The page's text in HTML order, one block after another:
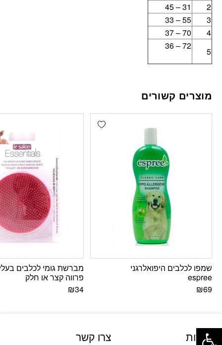
2
31 – 45
3
55 – 33
4
70 – 37
5
72 – 36
מוצרים קשורים
Add wishlist
שמפו לכלבים היפואלרגני
espree
₪69
מברשת גומי לכלבים
פרווה קצר או חלק
₪34
אודות צרו קשרפתח סרגל נגישות